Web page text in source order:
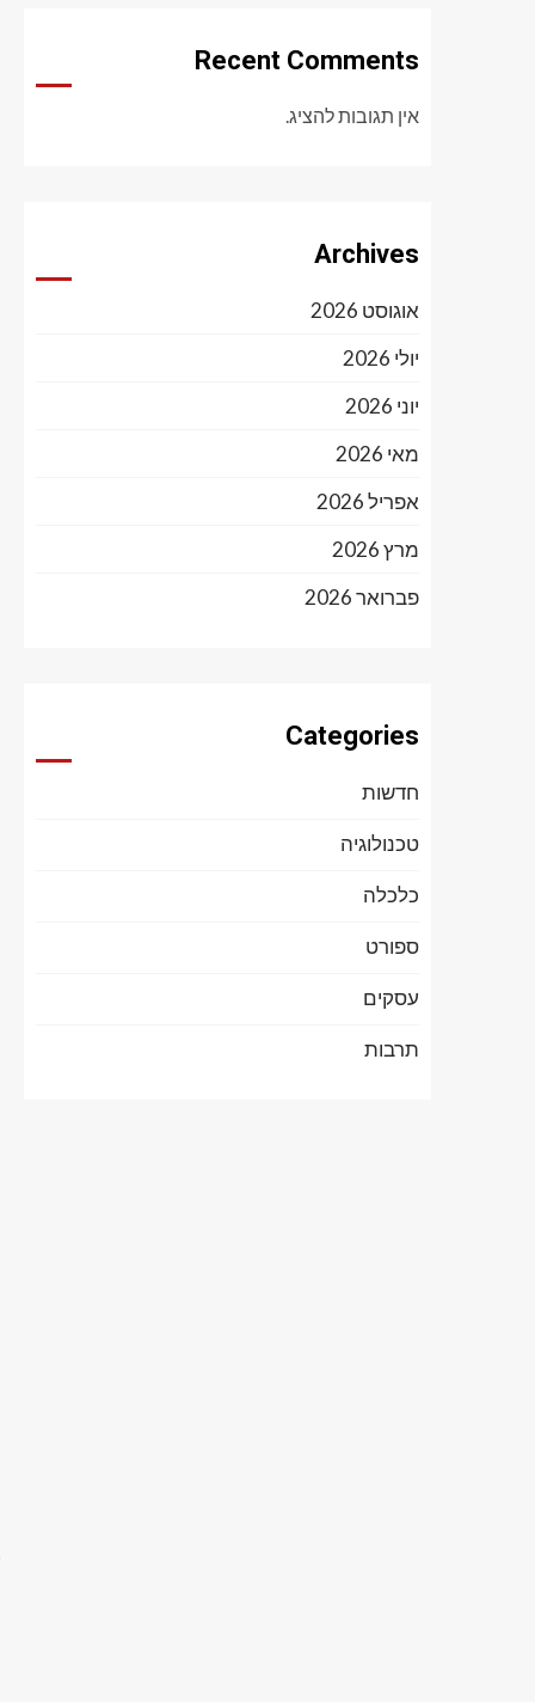
Recent Comments
אין תגובות להציג.
Archives
אוגוסט 2026
יולי 2026
יוני 2026
מאי 2026
אפריל 2026
מרץ 2026
פברואר 2026
Categories
חדשות
טכנולוגיה
כלכלה
ספורט
עסקים
תרבות